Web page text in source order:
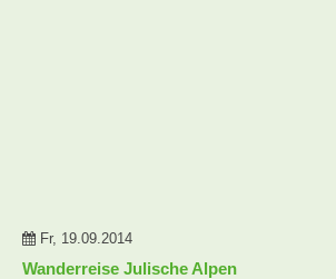
Fr, 19.09.2014
Wanderreise Julische Alpen